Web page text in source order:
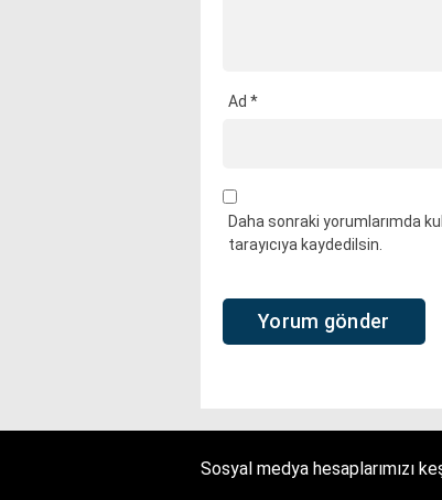
Ad *
Daha sonraki yorumlarımda
tarayıcıya kaydedilsin.
Sosyal medya hesaplarımızı